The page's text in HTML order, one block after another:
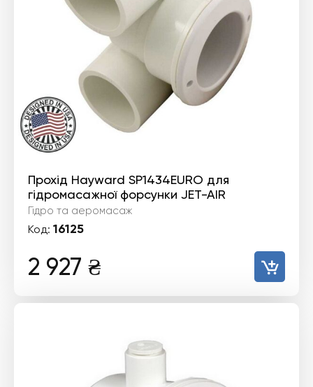
Прохід Hayward SP1434EURO для
гідромасажної форсунки JET-AIR
Гідро та аеромасаж
Код: 16125
2 927 ₴